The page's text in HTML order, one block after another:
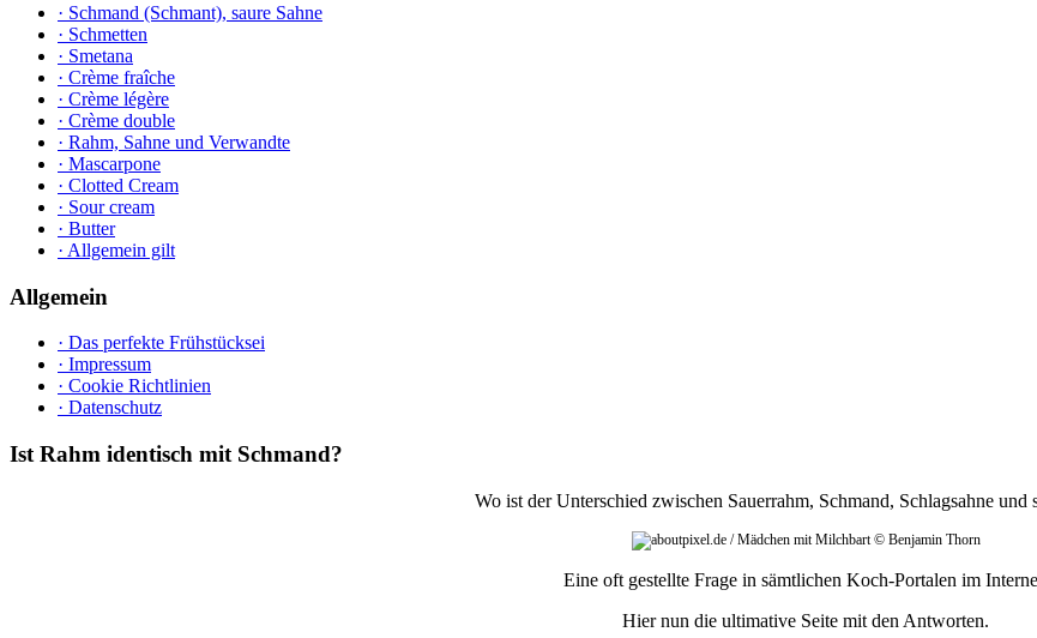
· Schmand (Schmant), saure Sahne
· Schmetten
· Smetana
· Crème fraîche
· Crème légère
· Crème double
· Rahm, Sahne und Verwandte
· Mascarpone
· Clotted Cream
· Sour cream
· Butter
· Allgemein gilt
Allgemein
· Das perfekte Frühstücksei
· Impressum
· Cookie Richtlinien
· Datenschutz
Ist Rahm identisch mit Schmand?
Wo ist der Unterschied zwischen Sauerrahm, Schmand, Schlagsahne und
Eine oft gestellte Frage in sämtlichen Koch-Portalen im
Hier nun die ultimative Seite mit den Antworten.